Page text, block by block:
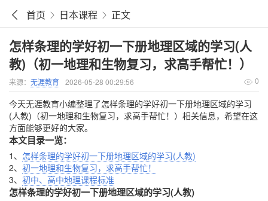
首页 日本课程 正文
怎样条理的学好初一下册地理区域的学习(人
教)（初一地理和生物复习，求高手帮忙！）
来源： 无涯教育 2026-05-28 00:29:56 0
今天无涯教育小编整理了怎样条理的学好初一下册地理区域的学习
(人教)（初一地理和生物复习，求高手帮忙！）相关信息，希望在这
方面能够更好的大家。
本文目录一览：
1、 怎样条理的学好初一下册地理区域的学习(人教)
2、 初一地理和生物复习，求高手帮忙！
3、 初中、高中地理课程标准
怎样条理的学好初一下册地理区域的学习(人教)